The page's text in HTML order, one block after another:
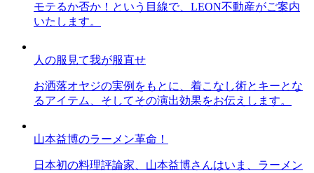
モテるか否か！という目線で、LEON不動産がご案内
いたします。
人の服見て我が服直せ
お洒落オヤジの実例をもとに、着こなし術とキーとな
るアイテム、そしてその演出効果をお伝えします。
山本益博のラーメン革命！
日本初の料理評論家、山本益博さんはいま、ラーメン